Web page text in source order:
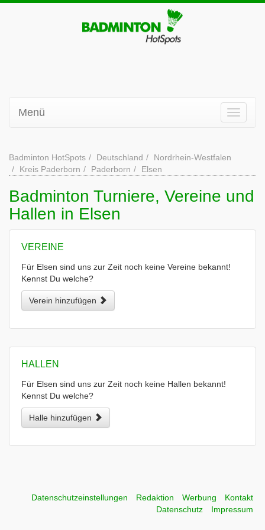
Menü
Badminton HotSpots Deutschland
Nordrhein-Westfalen
Kreis Paderborn
Paderborn Elsen
Badminton Turniere, Vereine und
Hallen in Elsen
VEREINE
Für Elsen sind uns zur Zeit noch keine Vereine bekannt!
Kennst Du welche?
Verein hinzufügen
HALLEN
Für Elsen sind uns zur Zeit noch keine Hallen bekannt!
Kennst Du welche?
Halle hinzufügen
Datenschutzeinstellungen Redaktion Werbung
Kontakt
Datenschutz
Impressum